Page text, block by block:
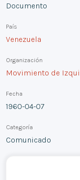
Documento
País
Venezuela
Organización
Movimiento de
Fecha
1960-04-07
Categoría
Comunicado